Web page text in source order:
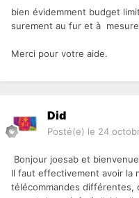
bien évidemment budget
surement au fur et à
Merci pour votre aide.
Did
Posté(e) le 24
Bonjour joesab et
Il faut effectivement avoir la
télécommandes différentes,